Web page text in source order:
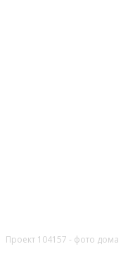
Проект 104157 - фото